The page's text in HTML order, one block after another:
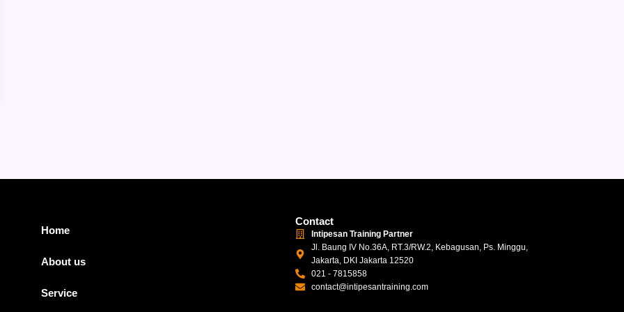
Home
About us
Service
Contact
Intipesan Training Partner
Jl. Baung IV No.36A, RT.3/RW.2, Kebagusan, Ps. Minggu,
Jakarta, DKI Jakarta 12520
021 - 7815858
contact@intipesantraining.com